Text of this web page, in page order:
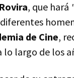
, que hará
de Cine,
lo largo de los